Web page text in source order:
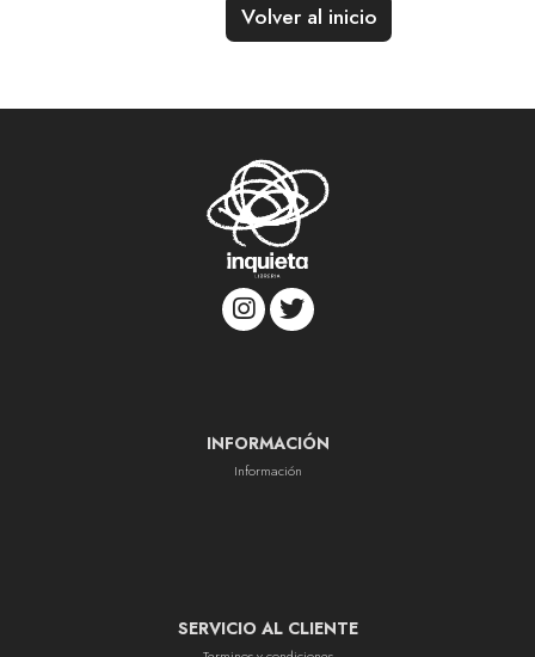
Volver al inicio
INFORMACIÓN
Información
SERVICIO AL CLIENTE